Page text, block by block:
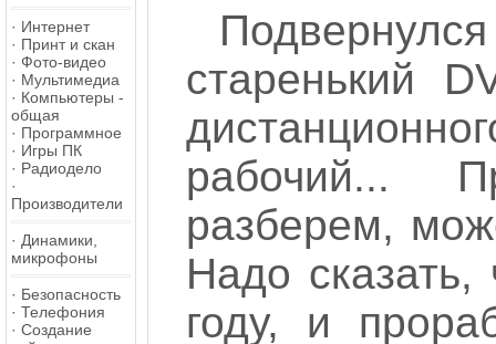
· Интернет
· Принт и скан
· Фото-видео
· Мультимедиа
· Компьютеры -
общая
· Программное
· Игры ПК
· Радиодело
·
Производители
· Динамики,
микрофоны
· Безопасность
· Телефония
· Создание
старенький
рабочий...
разберем,
Надо
году, и